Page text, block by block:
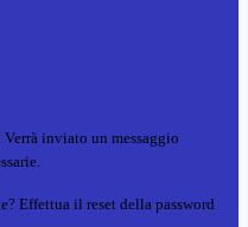
Verrà inviato un messaggio
Effettua il reset della password